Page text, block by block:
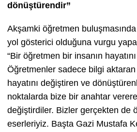
dönüştürendir”
Akşamki öğretmen
yol gösterici olduğuna vurgu
“Bir öğretmen bir insanın
Öğretmenler sadece bilgi
hayatını değiştiren ve
noktalarda bize bir anahtar
değiştirdiler. Bizler gerçekten de
eserleriyiz. Başta Gazi Mustafa